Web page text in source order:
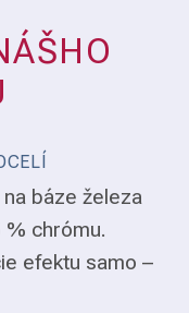
báze železa
% chrómu.
efektu samo –